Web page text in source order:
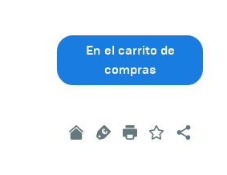
En el carrito de
compras